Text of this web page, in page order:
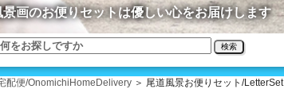
検索
画のお便りセットは優しい心をお届けします
配便/OnomichiHomeDelivery ＞ 尾道風景お便りセット/LetterSet